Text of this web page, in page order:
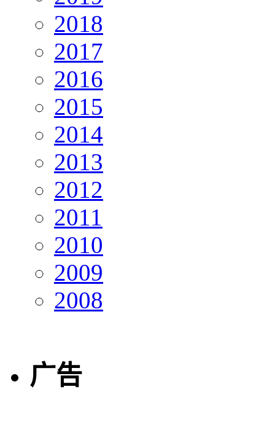
2018
2017
2016
2015
2014
2013
2012
2011
2010
2009
2008
广告